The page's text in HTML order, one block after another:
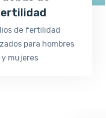
de fertilidad
para hombres
y mujeres